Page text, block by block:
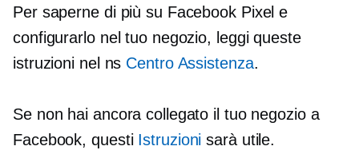
Per saperne di più su Facebook Pixel e
configurarlo nel tuo negozio, leggi queste
istruzioni nel ns Centro Assistenza.
Se non hai ancora collegato il tuo negozio a
Facebook, questi Istruzioni sarà utile.